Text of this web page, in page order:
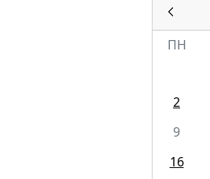
ПН
2
9
16